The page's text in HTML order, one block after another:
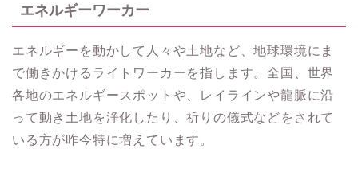
エネルギーワーカー
エネルギーを動かして人々や土地など、地球環境にま
で働きかけるライトワーカーを指します。全国、世界
各地のエネルギースポットや、レイラインや龍脈に沿
って動き土地を浄化したり、祈りの儀式などをされて
いる方が昨今特に増えています。